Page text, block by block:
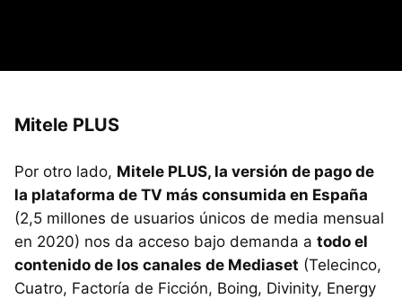
Mitele PLUS
Por otro lado, Mitele PLUS, la versión de pago de
la plataforma de TV más consumida en España
(2,5 millones de usuarios únicos de media mensual
en 2020) nos da acceso bajo demanda a todo el
contenido de los canales de Mediaset (Telecinco,
Cuatro, Factoría de Ficción, Boing, Divinity, Energy